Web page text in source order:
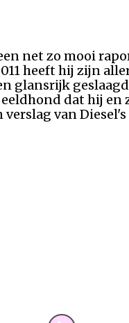
net zo mooi
heeft hij zijn
glansrijk
dat hij en
van Diesel's